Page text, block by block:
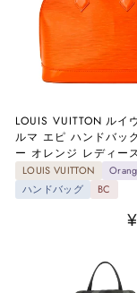
LOUIS VUITTON ルイ
ルマ エピ ハンドバッ
ー オレンジ レディー
LOUIS VUITTON
ハンドバッグ
BC